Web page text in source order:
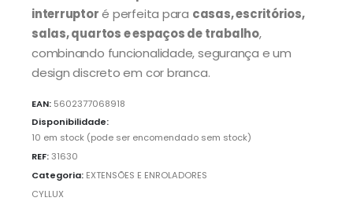
interruptoré perfeita para casas, escritórios,
salas, quartos e espaços de trabalho,
combinando funcionalidade, segurança e um
design discreto em cor branca.
EAN: 5602377068918
Disponibilidade:
10 em stock (pode ser encomendado sem stock)
REF:31630
Categoria: EXTENSÕES E ENROLADORES
CYLLUX